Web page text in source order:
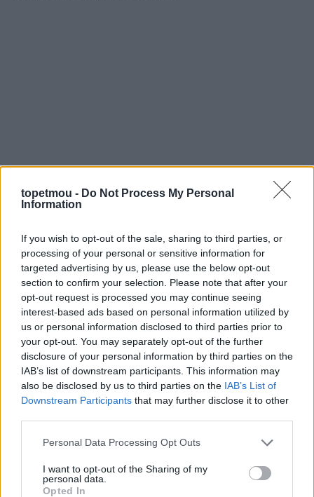
topetmou - Do Not Process My Personal
Information
If you wish to opt-out of the sale, sharing to third parties, or
processing of your personal or sensitive information for
targeted advertising by us, please use the below opt-out
section to confirm your selection. Please note that after your
opt-out request is processed you may continue seeing
interest-based ads based on personal information utilized by
us or personal information disclosed to third parties prior to
your opt-out. You may separately opt-out of the further
disclosure of your personal information by third parties on the
IAB’s list of downstream participants. This information may
also be disclosed by us to third parties on the IAB’s List of
Downstream Participants that may further disclose it to other
Personal Data Processing Opt Outs
I want to opt-out of the Sharing of my
personal data.
Opted In
είναι νεότερος σε ηλικία αμφισβητήσει την εξουσία
των κυρίαρχων μελών ή αγνοήσει τους κανόνες της